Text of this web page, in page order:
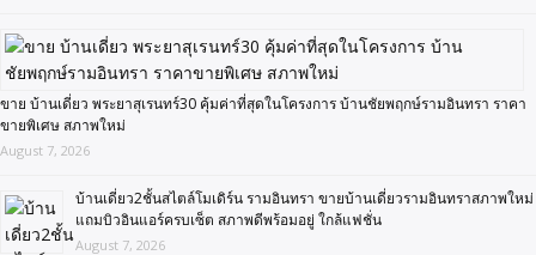
ขาย บ้านเดี่ยว พระยาสุเรนทร์30 คุ้มค่าที่สุดในโครงการ บ้านชัยพฤกษ์รามอินทรา ราคา
ขายพิเศษ สภาพใหม่
August 7, 2026
บ้านเดี่ยว2ชั้นสไตล์โมเดิร์น รามอินทรา ขายบ้านเดี่ยวรามอินทราสภาพใหม่
แถมบิวอินแอร์ครบเซ็ต สภาพดีพร้อมอยู่ ใกล้แฟชั่น
August 7, 2026